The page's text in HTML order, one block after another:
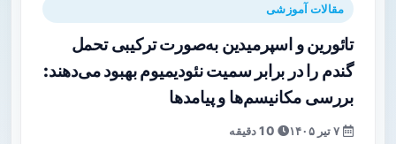
مقالات آموزشی
تائورین و اسپرمیدین به‌صورت ترکیبی تحمل
گندم را در برابر سمیت نئودیمیوم بهبود می‌دهند:
بررسی مکانیسم‌ها و پیامدها